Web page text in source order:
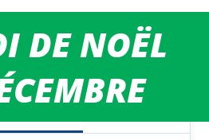
DE NOËL
DU WEEK-END